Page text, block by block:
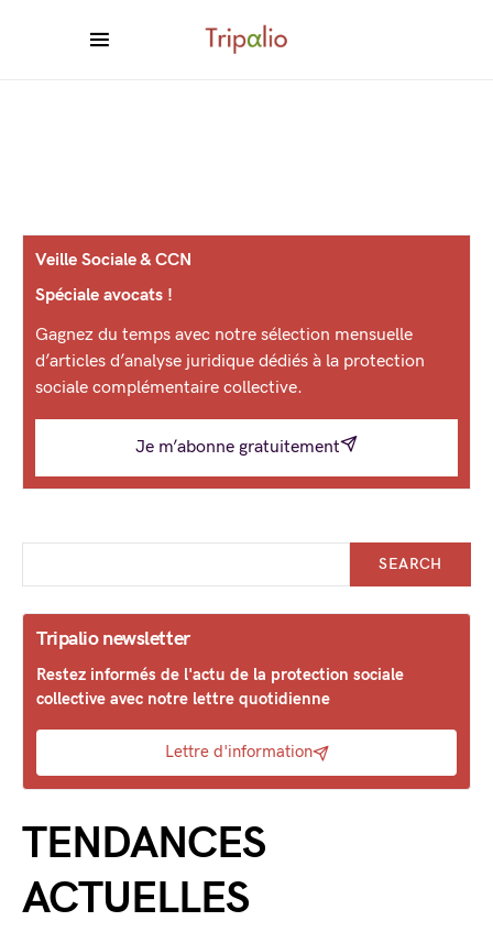
Veille Sociale & CCN
Spéciale avocats !
Gagnez du temps avec notre sélection mensuelle
d’articles d’analyse juridique dédiés à la protection
sociale complémentaire collective.
Je m’abonne gratuitement
SEARCH
Tripalio newsletter
Restez informés de l'actu de la protection sociale
collective avec notre lettre quotidienne
Lettre d'information
TENDANCES
ACTUELLES